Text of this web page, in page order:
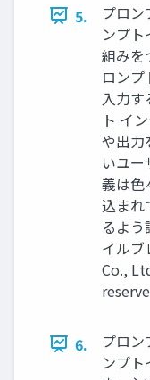
5.
プロ
ンプ
組みを
ロン
入力
ト イ
や出力
いユ
義は色
込まれ
るよう
イル
Co.,
6.
プロ
ンプ